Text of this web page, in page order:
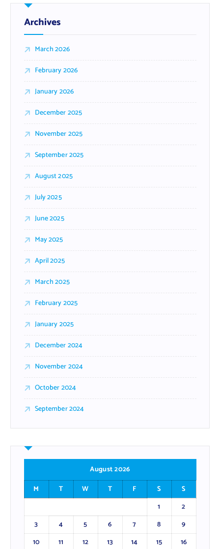
Archives
March 2026
February 2026
January 2026
December 2025
November 2025
September 2025
August 2025
July 2025
June 2025
May 2025
April 2025
March 2025
February 2025
January 2025
December 2024
November 2024
October 2024
September 2024
August 2026
M
T W T F S
S
1
2
3
4 5 6 7 8
9
10
11 12 13 14 15
16